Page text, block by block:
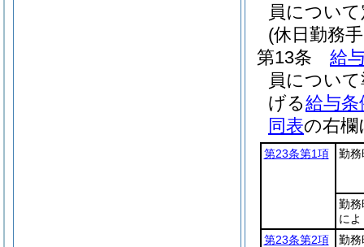
員につい
(休日勤務
第13条
給
員につい
げる給与条
同表の右欄
第23条第1項 勤務
勤務
に
第23条第2項
勤務